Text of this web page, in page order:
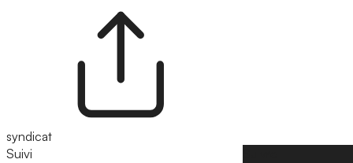
syndicat
Suivi